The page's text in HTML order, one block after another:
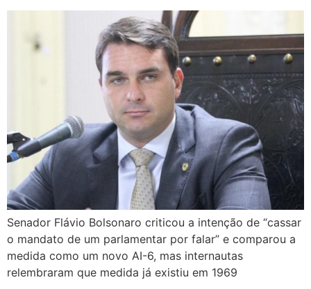
Senador Flávio Bolsonaro criticou a intenção de “cassar
o mandato de um parlamentar por falar” e comparou a
medida como um novo AI-6, mas internautas
relembraram que medida já existiu em 1969